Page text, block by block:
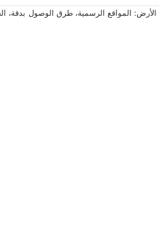
2026 يربط بين ما تبحث عنه وما هو موجود فعليًا على الأرض: المواقع